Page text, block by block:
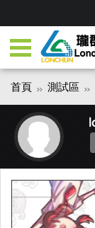
首頁 測試區